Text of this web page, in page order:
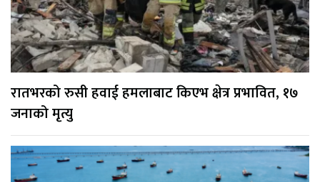
रातभरको रुसी हवाई हमलाबाट किएभ क्षेत्र प्रभावित, १७
जनाको मृत्यु